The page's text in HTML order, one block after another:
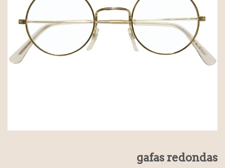
gafas redondas